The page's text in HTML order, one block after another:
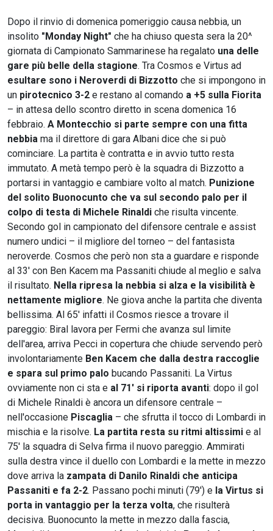
Dopo il rinvio di domenica pomeriggio causa nebbia, un
insolito "Monday Night" che ha chiuso questa sera la 20^
giornata di Campionato Sammarinese ha regalato una delle
gare più belle della stagione. Tra Cosmos e Virtus ad
esultare sono i Neroverdi di Bizzotto che si impongono in
un pirotecnico 3-2 e restano al comando a +5 sulla Fiorita
– in attesa dello scontro diretto in scena domenica 16
febbraio. A Montecchio si parte sempre con una fitta
nebbia ma il direttore di gara Albani dice che si può
cominciare. La partita è contratta e in avvio tutto resta
immutato. A metà tempo però è la squadra di Bizzotto a
portarsi in vantaggio e cambiare volto al match. Punizione
del solito Buonocunto che va sul secondo palo per il
colpo di testa di Michele Rinaldi che risulta vincente.
Secondo gol in campionato del difensore centrale e assist
numero undici – il migliore del torneo – del fantasista
neroverde. Cosmos che però non sta a guardare e risponde
al 33' con Ben Kacem ma Passaniti chiude al meglio e salva
il risultato. Nella ripresa la nebbia si alza e la visibilità è
nettamente migliore. Ne giova anche la partita che diventa
bellissima. Al 65' infatti il Cosmos riesce a trovare il
pareggio: Biral lavora per Fermi che avanza sul limite
dell'area, arriva Pecci in copertura che chiude servendo però
involontariamente Ben Kacem che dalla destra raccoglie
e spara sul primo palo bucando Passaniti. La Virtus
ovviamente non ci sta e al 71' si riporta avanti: dopo il gol
di Michele Rinaldi è ancora un difensore centrale –
nell'occasione Piscaglia – che sfrutta il tocco di Lombardi in
mischia e la risolve. La partita resta su ritmi altissimi e al
75' la squadra di Selva firma il nuovo pareggio. Ammirati
sulla destra vince il duello con Lombardi e la mette in mezzo
dove arriva la zampata di Danilo Rinaldi che anticipa
Passaniti e fa 2-2. Passano pochi minuti (79') e la Virtus si
porta in vantaggio per la terza volta, che risulterà
decisiva. Buonocunto la mette in mezzo dalla fascia,